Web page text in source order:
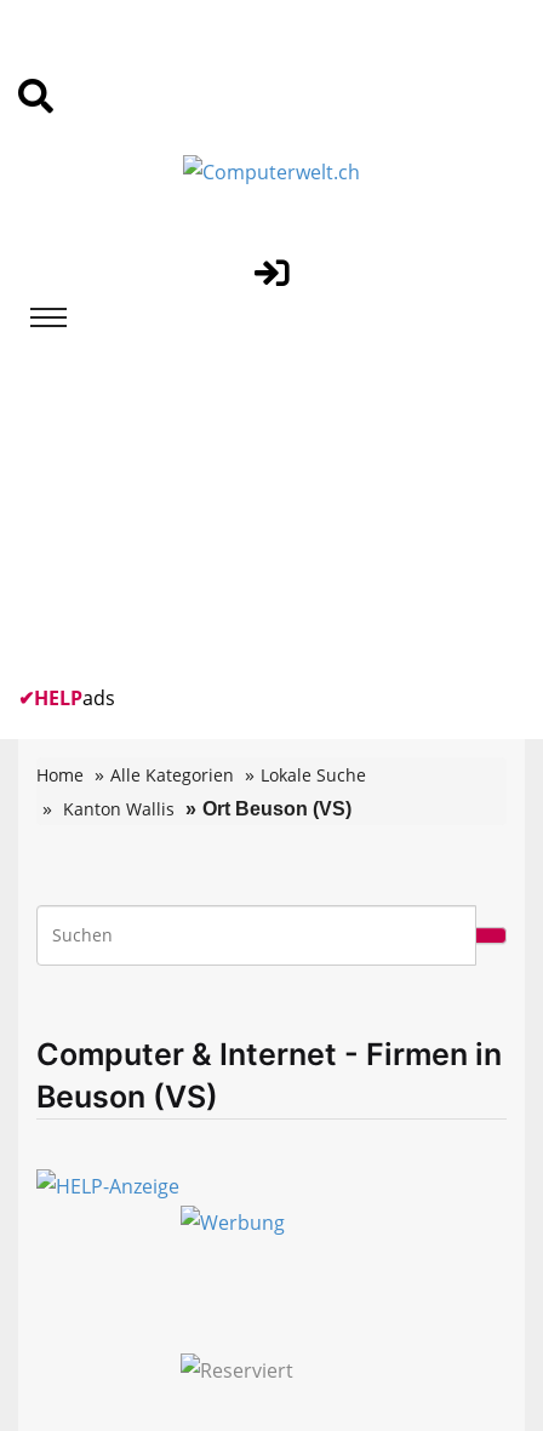
✔HELPads
Home Alle Kategorien
Lokale Suche
Kanton Wallis
Ort Beuson (VS)
Computer & Internet - Firmen in
Beuson (VS)